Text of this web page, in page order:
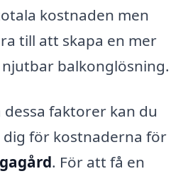
kostnaden men
till att skapa en mer
balkonglösning.
faktorer kan du
för kostnaderna för
. För att få en